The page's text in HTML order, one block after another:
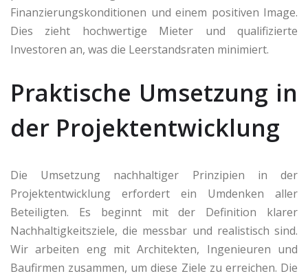
Finanzierungskonditionen und einem positiven Image.
Dies zieht hochwertige Mieter und qualifizierte
Investoren an, was die Leerstandsraten minimiert.
Praktische Umsetzung in
der Projektentwicklung
Die Umsetzung nachhaltiger Prinzipien in der
Projektentwicklung erfordert ein Umdenken aller
Beteiligten. Es beginnt mit der Definition klarer
Nachhaltigkeitsziele, die messbar und realistisch sind.
Wir arbeiten eng mit Architekten, Ingenieuren und
Baufirmen zusammen, um diese Ziele zu erreichen. Die